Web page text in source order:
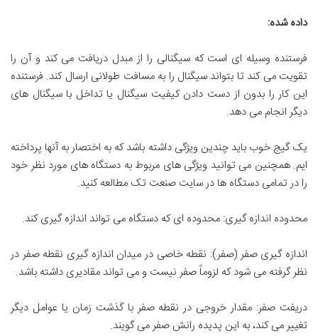
داده شده:
فرستنده وسیله ای است که سیگنالی را از مبدل دریافت می کند و آن را
تقویت می کند تا بتواند سیگنال را به مسافت طولانی ارسال کند. فرستنده
این کار را بدون از دست دادن کیفیت سیگنال یا تداخل با سیگنال های
دیگر انجام می دهد.
یک گیج خوب باید چندین ویژگی داشته باشد که به اختصار به آنها پرداخته
ایم. همچنین می توانید ویژگی های مربوط به دستگاه های مورد نظر خود
را در تمامی دستگاه ها در سایت صنعت تک مطالعه کنید.
محدوده اندازه گیری: محدوده ای که دستگاه می تواند اندازه گیری کند.
اندازه گیری صفر (صفر): نقطه خاصی در میدان اندازه گیری نقطه صفر در
نظر گرفته می شود که لزوماً صفر نیست و می تواند مقادیری داشته باشد.
دریفت صفر: مقدار خروجی در نقطه صفر با گذشت زمان یا عوامل دیگر
تغییر می کند، به این پدیده رانش صفر می گویند.